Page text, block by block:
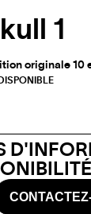
1
originale 10
DISPONIBLE